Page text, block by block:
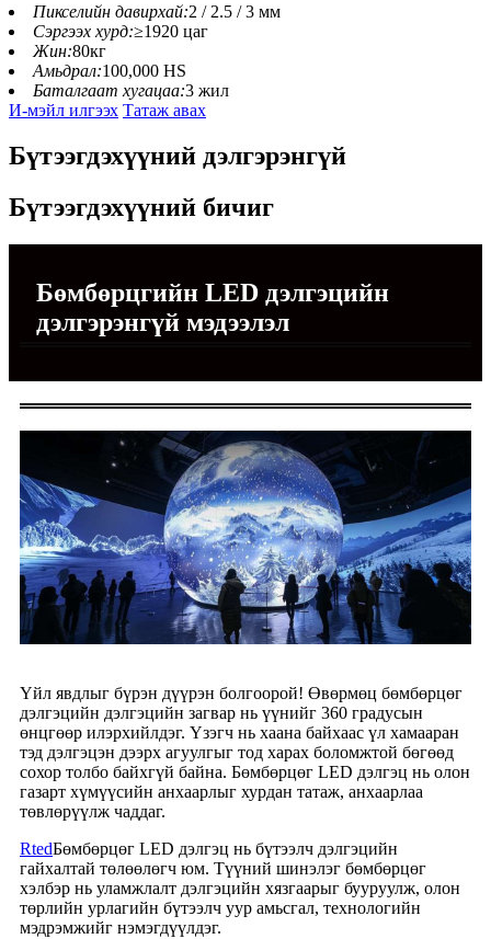
Пикселийн давирхай:2 / 2.5 / 3 мм
Сэргээх хурд:≥1920 цаг
Жин:80кг
Амьдрал:100,000 HS
Баталгаат хугацаа:3 жил
И-мэйл илгээх Татаж авах
Бүтээгдэхүүний дэлгэрэнгүй
Бүтээгдэхүүний бичиг
Бөмбөрцгийн LED дэлгэцийн
дэлгэрэнгүй мэдээлэл
Үйл явдлыг бүрэн дүүрэн болгоорой! Өвөрмөц бөмбөрцөг
дэлгэцийн дэлгэцийн загвар нь үүнийг 360 градусын
өнцгөөр илэрхийлдэг. Үзэгч нь хаана байхаас үл хамааран
тэд дэлгэцэн дээрх агуулгыг тод харах боломжтой бөгөөд
сохор толбо байхгүй байна. Бөмбөрцөг LED дэлгэц нь олон
газарт хүмүүсийн анхаарлыг хурдан татаж, анхаарлаа
төвлөрүүлж чаддаг.
RtedБөмбөрцөг LED дэлгэц нь бүтээлч дэлгэцийн
гайхалтай төлөөлөгч юм. Түүний шинэлэг бөмбөрцөг
хэлбэр нь уламжлалт дэлгэцийн хязгаарыг бууруулж, олон
төрлийн урлагийн бүтээлч уур амьсгал, технологийн
мэдрэмжийг нэмэгдүүлдэг.